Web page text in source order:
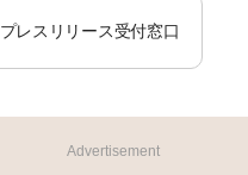
プレスリリース受付窓口
Advertisement